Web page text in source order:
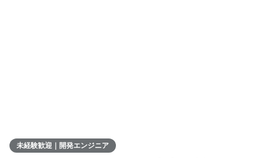
未経験歓迎｜開発エンジニア